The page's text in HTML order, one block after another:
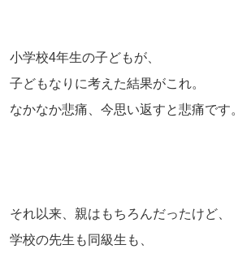
小学校4年生の子どもが、
子どもなりに考えた結果がこれ。
なかなか悲痛、今思い返すと悲痛です。
それ以来、親はもちろんだったけど、
学校の先生も同級生も、